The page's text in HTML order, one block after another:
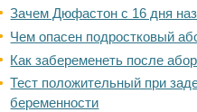
Зачем Дюфастон с 16 дня
Чем опасен подростковый
Как забеременеть после
Тест положительный при
беременности